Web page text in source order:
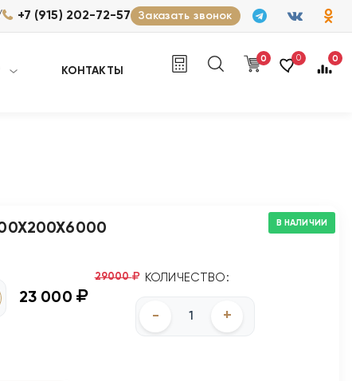
+7 (915) 202-72-57 Заказать звонок
КОНТАКТЫ
0 0 0
В НАЛИЧИИ
23 000
29000 КОЛИЧЕСТВО:
- +